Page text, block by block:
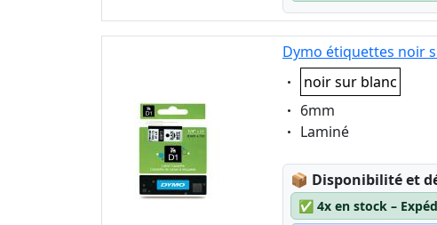
Dymo étiquettes noir
Eigenschaft:
noir sur blanc
Eigenschaft:
6mm
Eigenschaft:
Laminé
📦 Lagerstatus:
Disponibilité et
✅ 4x en stock –